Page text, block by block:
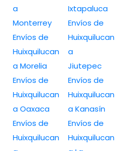
a
Monterrey
Envíos de
Huixquilucan
a Morelia
Envíos de
Huixquilucan
a Oaxaca
Envíos de
Huixquilucan
Ixtapaluca
Envíos de
Huixquilucan
a
Jiutepec
Envíos de
Huixquilucan
a Kanasín
Envíos de
Huixquilucan